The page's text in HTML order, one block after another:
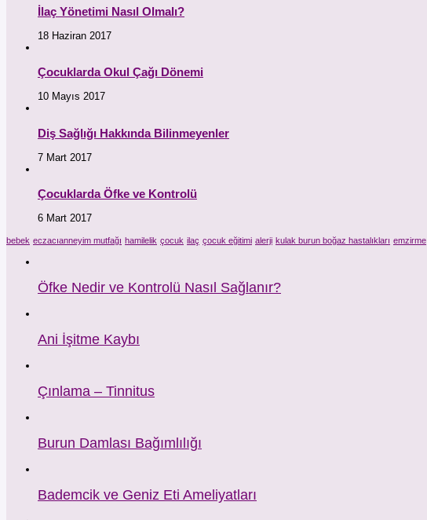
İlaç Yönetimi Nasıl Olmalı?
18 Haziran 2017
Çocuklarda Okul Çağı Dönemi
10 Mayıs 2017
Diş Sağlığı Hakkında Bilinmeyenler
7 Mart 2017
Çocuklarda Öfke ve Kontrolü
6 Mart 2017
bebek eczacıanneyim mutfağı hamilelik çocuk ilaç çocuk eğitimi alerji kulak burun boğaz hastalıkları emzirme
Öfke Nedir ve Kontrolü Nasıl Sağlanır?
Ani İşitme Kaybı
Çınlama – Tinnitus
Burun Damlası Bağımlılığı
Bademcik ve Geniz Eti Ameliyatları